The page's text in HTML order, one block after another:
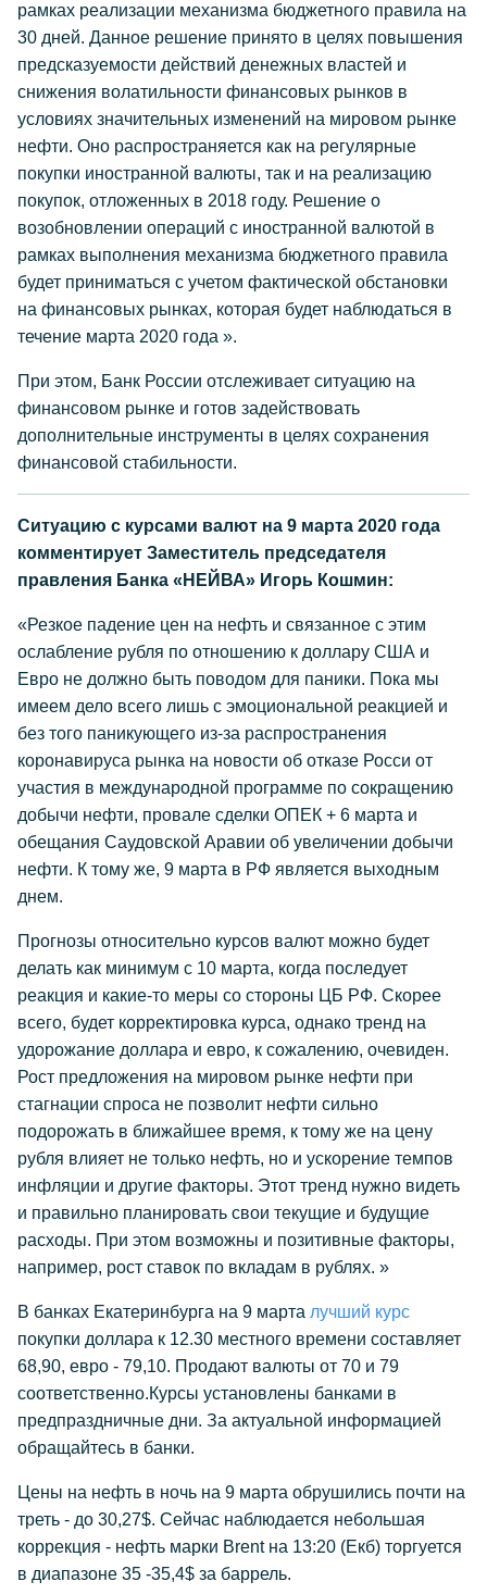
рамках реализации механизма бюджетного правила на
30 дней. Данное решение принято в целях повышения
предсказуемости действий денежных властей и
снижения волатильности финансовых рынков в
условиях значительных изменений на мировом рынке
нефти. Оно распространяется как на регулярные
покупки иностранной валюты, так и на реализацию
покупок, отложенных в 2018 году. Решение о
возобновлении операций с иностранной валютой в
рамках выполнения механизма бюджетного правила
будет приниматься с учетом фактической обстановки
на финансовых рынках, которая будет наблюдаться в
течение марта 2020 года ».
При этом, Банк России отслеживает ситуацию на
финансовом рынке и готов задействовать
дополнительные инструменты в целях сохранения
финансовой стабильности.
Ситуацию с курсами валют на 9 марта 2020 года
комментирует Заместитель председателя
правления Банка «НЕЙВА» Игорь Кошмин:
«Резкое падение цен на нефть и связанное с этим
ослабление рубля по отношению к доллару США и
Евро не должно быть поводом для паники. Пока мы
имеем дело всего лишь с эмоциональной реакцией и
без того паникующего из-за распространения
коронавируса рынка на новости об отказе Росси от
участия в международной программе по сокращению
добычи нефти, провале сделки ОПЕК + 6 марта и
обещания Саудовской Аравии об увеличении добычи
нефти. К тому же, 9 марта в РФ является выходным
днем.
Прогнозы относительно курсов валют можно будет
делать как минимум с 10 марта, когда последует
реакция и какие-то меры со стороны ЦБ РФ. Скорее
всего, будет корректировка курса, однако тренд на
удорожание доллара и евро, к сожалению, очевиден.
Рост предложения на мировом рынке нефти при
стагнации спроса не позволит нефти сильно
подорожать в ближайшее время, к тому же на цену
рубля влияет не только нефть, но и ускорение темпов
инфляции и другие факторы. Этот тренд нужно видеть
и правильно планировать свои текущие и будущие
расходы. При этом возможны и позитивные факторы,
например, рост ставок по вкладам в рублях. »
В банках Екатеринбурга на 9 марта лучший курс
покупки доллара к 12.30 местного времени составляет
68,90, евро - 79,10. Продают валюты от 70 и 79
соответственно.Курсы установлены банками в
предпраздничные дни. За актуальной информацией
обращайтесь в банки.
Цены на нефть в ночь на 9 марта обрушились почти на
треть - до 30,27$. Сейчас наблюдается небольшая
коррекция - нефть марки Brent на 13:20 (Екб) торгуется
в диапазоне 35 -35,4$ за баррель.